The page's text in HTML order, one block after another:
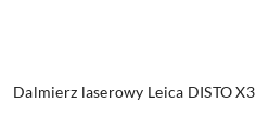
Dalmierz laserowy Leica DISTO X3